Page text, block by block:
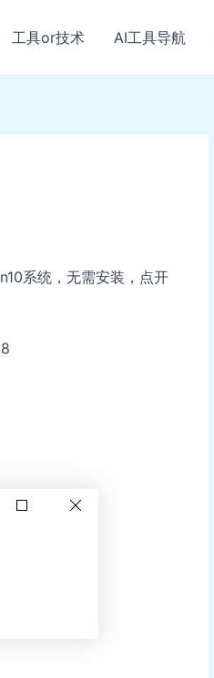
工具or技术 AI工具导航
系统，无需安装，点开